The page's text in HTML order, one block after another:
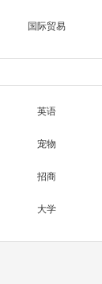
国际贸易
英语
宠物
招商
大学